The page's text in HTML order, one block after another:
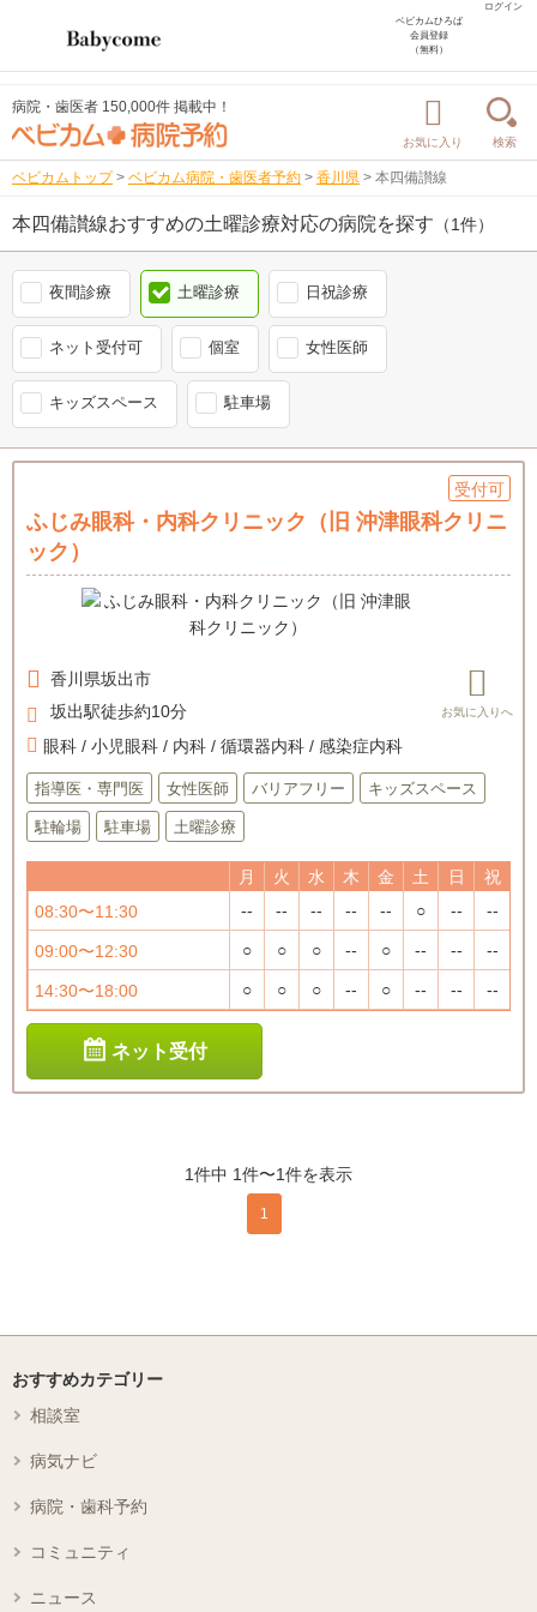
ログイン
ベビカムひろば
会員登録
（無料）
病院・歯医者 150,000件 掲載中！
お気に入り 検索
ベビカムトップ > ベビカム病院・歯医者予約 > 香川県 > 本四備讃線
本四備讃線おすすめの土曜診療対応の病院を探す （1件）
夜間診療 土曜診療 日祝診療
ネット受付可 個室 女性医師
キッズスペース 駐車場
受付可
ふじみ眼科・内科クリニック（旧 沖津眼科クリニ
ック）
香川県坂出市
坂出駅徒歩約10分
眼科 / 小児眼科 / 内科 / 循環器内科 / 感染症内科
指導医・専門医 女性医師 バリアフリー キッズスペース
駐輪場 駐車場 土曜診療
月 火 水 木 金 土 日
祝
08:30〜11:30
-- -- -- -- -- ○ -- --
09:00〜12:30 ○ ○ ○ -- ○ -- -- --
14:30〜18:00 ○ ○ ○ -- ○ -- -- --
ネット受付
1件中 1件〜1件を表示
1
おすすめカテゴリー
相談室
病気ナビ
病院・歯科予約
コミュニティ
ニュース